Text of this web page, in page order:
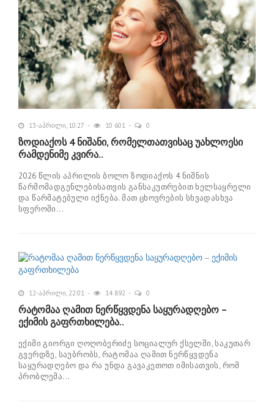
13-აპრილი, 10:27 10 601 0
ზოდიაქოს 4 ნიშანი, რომელთათვისაც უახლოესი
რამდენიმე კვირა..
2026 წლის აპრილის ბოლო ზოდიაქოს 4 ნიშნის
წარმომადგენლებისათვის განსაკუთრებით ხელსაყრელი
და წარმატებული იქნება. მათ ცხოვრების სხვადასხვა
სფეროში...
12-აპრილი, 22:01 14 892 0
რატომაა ღამით ნერწყვდენა საყურადღებო –
ექიმის გაფრთხილება..
ექიმი გიორგი ღოღობერიძე სოციალურ ქსელში, საკუთარ
გვერდზე, საუბრობს, რატომაა ღამით ნერწყვდენა
საყურადღებო და რა უნდა გავაკეთოთ იმისათვის, რომ
პრობლემა...